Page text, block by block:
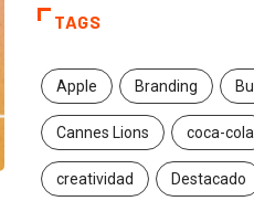
TAGS
Apple Branding
Cannes Lions coca-cola
creatividad Destacado